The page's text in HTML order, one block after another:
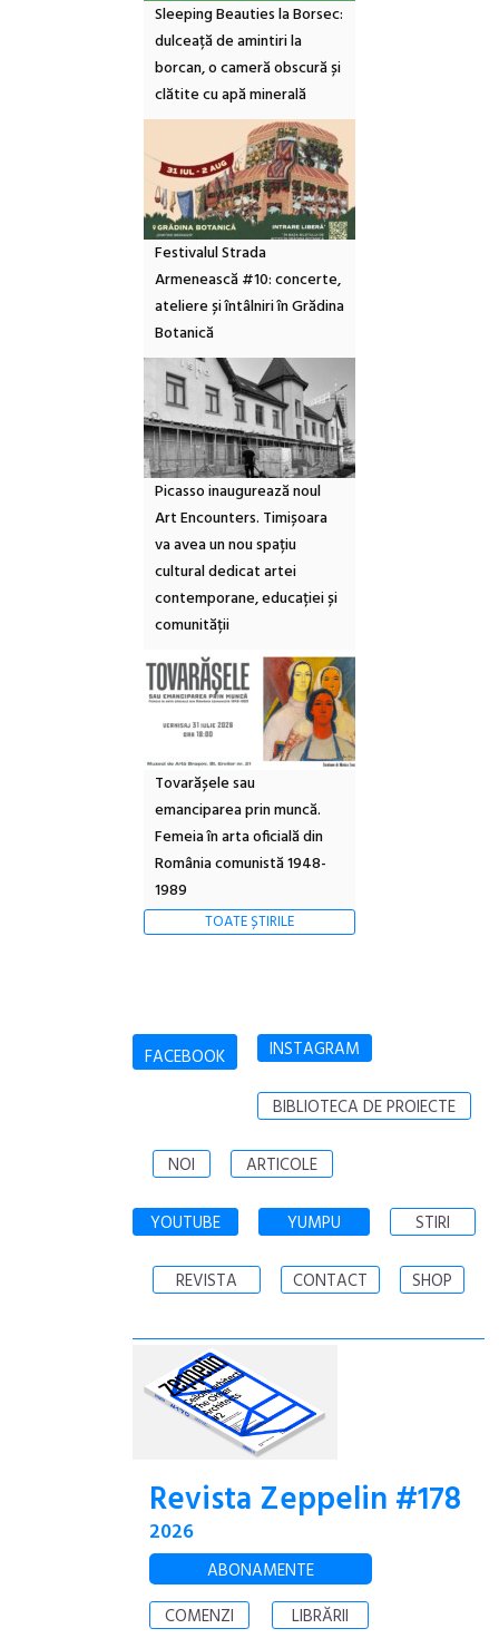
Sleeping Beauties la Borsec:
dulceață de amintiri la
borcan, o cameră obscură și
clătite cu apă minerală
Festivalul Strada
Armenească #10: concerte,
ateliere și întâlniri în Grădina
Botanică
Picasso inaugurează noul
Art Encounters. Timișoara
va avea un nou spațiu
cultural dedicat artei
contemporane, educației și
comunității
Tovarășele sau
emanciparea prin muncă.
Femeia în arta oficială din
România comunistă 1948-
1989
TOATE ȘTIRILE
FACEBOOK INSTAGRAM
BIBLIOTECA DE PROIECTE
NOI ARTICOLE
YOUTUBE YUMPU STIRI
REVISTA CONTACT SHOP
Revista Zeppelin #178
2026
ABONAMENTE
COMENZI
LIBRĂRII